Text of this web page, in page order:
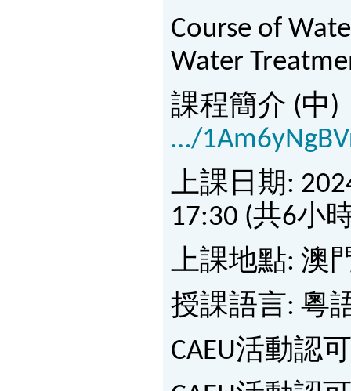
Course of
Water
課程簡介 (中)
…/
上課日期:
17:30 (共6小
上課地點: 澳
授課語言: 粵
CAEU活動認